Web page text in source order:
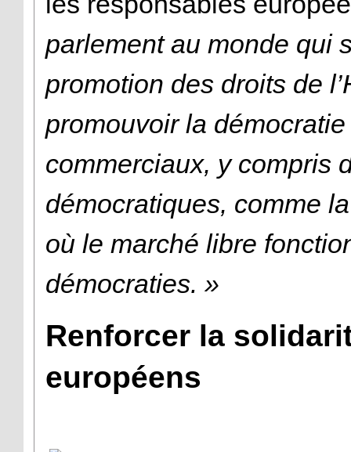
parlement au monde qui
promotion des droits de
promouvoir la
commerciaux, y compris
démocratiques, comme
où le marché libre
démocraties. »
Renforcer la
européens